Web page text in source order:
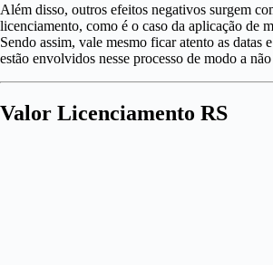
Além disso, outros efeitos negativos surgem
licenciamento, como é o caso da aplicação de
Sendo assim, vale mesmo ficar atento as datas
estão envolvidos nesse processo de modo a
Valor Licenciamento RS